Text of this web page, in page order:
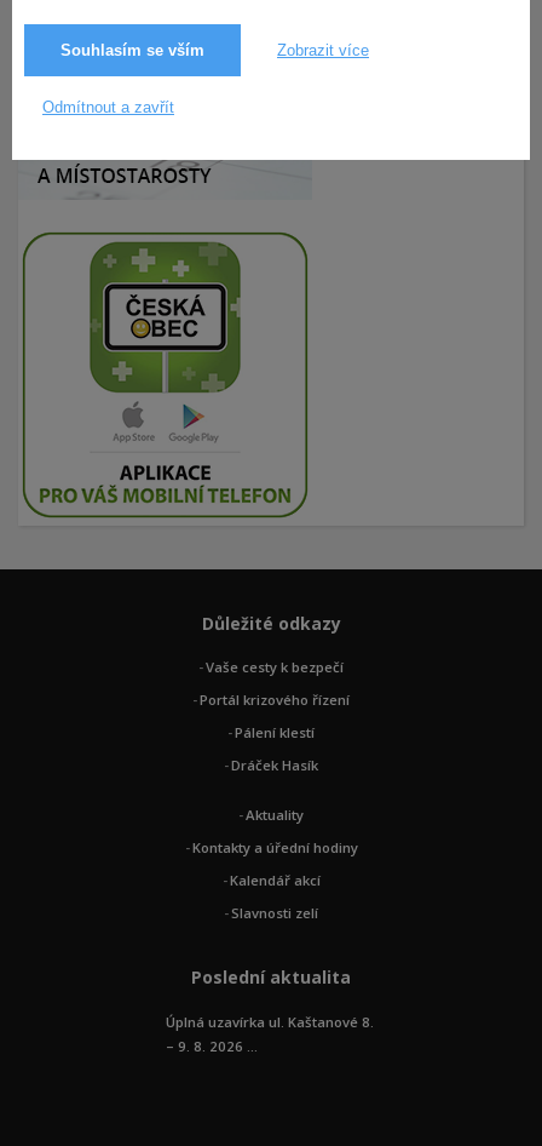
Souhlasím se vším Zobrazit více
Odmítnout a zavřít
Důležité odkazy
Vaše cesty k bezpečí
Portál krizového řízení
Pálení klestí
Dráček Hasík
Aktuality
Kontakty a úřední hodiny
Kalendář akcí
Slavnosti zelí
Poslední aktualita
Úplná uzavírka ul. Kaštanové 8.
– 9. 8. 2026 ...